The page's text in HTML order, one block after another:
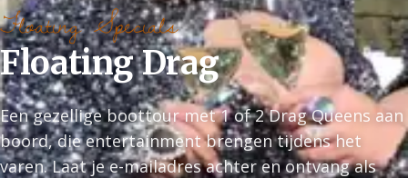
Floating Specials
Floating Drag
Een gezellige boottour met 1 of 2 Drag Queens aan
boord, die entertainment brengen tijdens het
varen. Laat je e-mailadres achter en ontvang als